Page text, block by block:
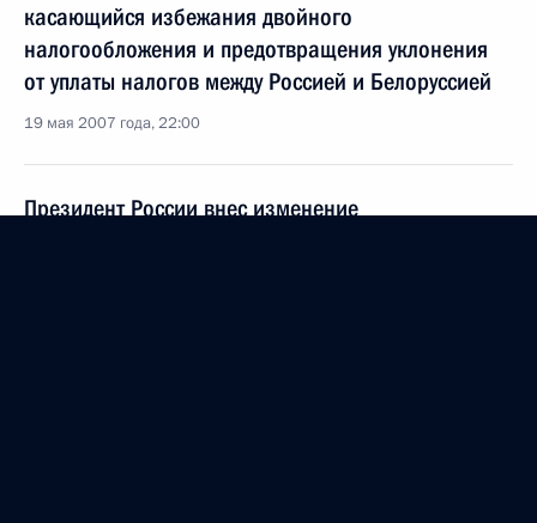
касающийся избежания двойного
налогообложения и предотвращения уклонения
от уплаты налогов между Россией и Белоруссией
19 мая 2007 года, 22:00
Президент России внес изменение